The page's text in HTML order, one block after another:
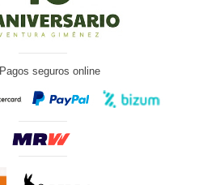
Pagos seguros online